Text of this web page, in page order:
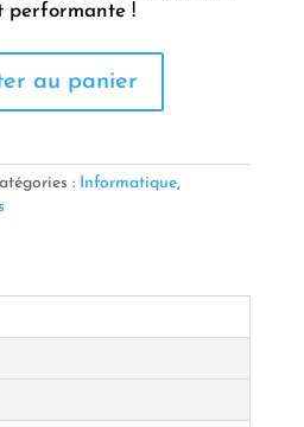
performante !
au panier
: Informatique,